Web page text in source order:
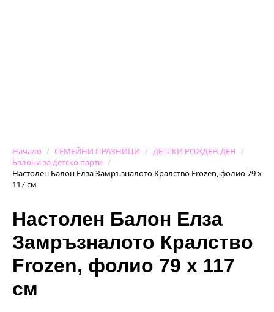
Начало СЕМЕЙНИ ПРАЗНИЦИ
ДЕТСКИ РОЖДЕН ДЕН
Балони за детско парти
Настолен Балон Елза Замръзналото Кралство Frozen, фолио 79 x
117 см
Настолен Балон Елза
Замръзналото Кралство
Frozen, фолио 79 x 117
см